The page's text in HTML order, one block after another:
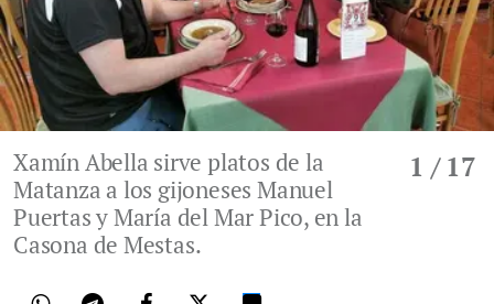
1 / 17
Xamín Abella sirve platos de la
Matanza a los gijoneses Manuel
Puertas y María del Mar Pico, en la
Casona de Mestas.